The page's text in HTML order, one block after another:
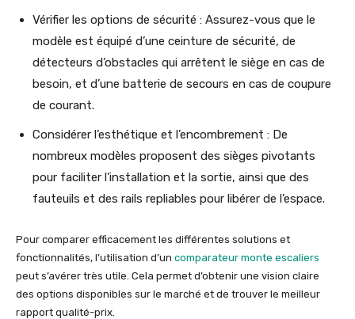
Vérifier les options de sécurité : Assurez-vous que le
modèle est équipé d’une ceinture de sécurité, de
détecteurs d’obstacles qui arrêtent le siège en cas de
besoin, et d’une batterie de secours en cas de coupure
de courant.
Considérer l’esthétique et l’encombrement : De
nombreux modèles proposent des sièges pivotants
pour faciliter l’installation et la sortie, ainsi que des
fauteuils et des rails repliables pour libérer de l’espace.
Pour comparer efficacement les différentes solutions et
fonctionnalités, l’utilisation d’un comparateur monte escaliers
peut s’avérer très utile. Cela permet d’obtenir une vision claire
des options disponibles sur le marché et de trouver le meilleur
rapport qualité-prix.